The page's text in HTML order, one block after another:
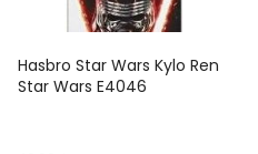
Hasbro Star Wars Kylo Ren
Star Wars E4046